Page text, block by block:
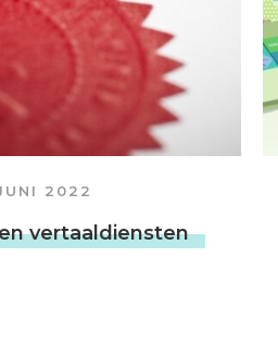
2022
vertaaldiensten